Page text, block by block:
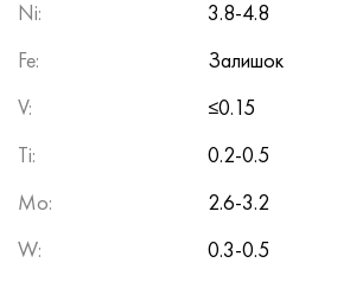
Ni:
3.8-4.8
Fe:
Залишок
V:
≤0.15
Ti:
0.2-0.5
Mo:
2.6-3.2
W:
0.3-0.5
Нимоник 90
Нимоник 263
Хайнс 188
Haynes 230
Труба прецизійна
Лист, круг, дріт Н70МФВ
AM-350 - ams 5548
AM-355 - ams 5547
Greek Ascoloy 418
Труба корозійно-стійка
45Х14Н14В2М
50Х14МФ
90Х18МФ
95Х18
ас35г2, 36smnpb14, 1.0765
38х2н2ма, 34CrNiMo6, 40NiCrMo7
38ХС, 37hs
38ХА, 37Cr4, aisi 5135